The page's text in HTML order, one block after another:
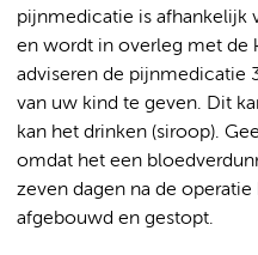
pijnmedicatie is afhankelijk
en wordt in overleg met de
adviseren de pijnmedicatie
van uw kind te geven. Dit
kan het drinken (siroop).
omdat het een
zeven dagen na de
afgebouwd en gestopt.